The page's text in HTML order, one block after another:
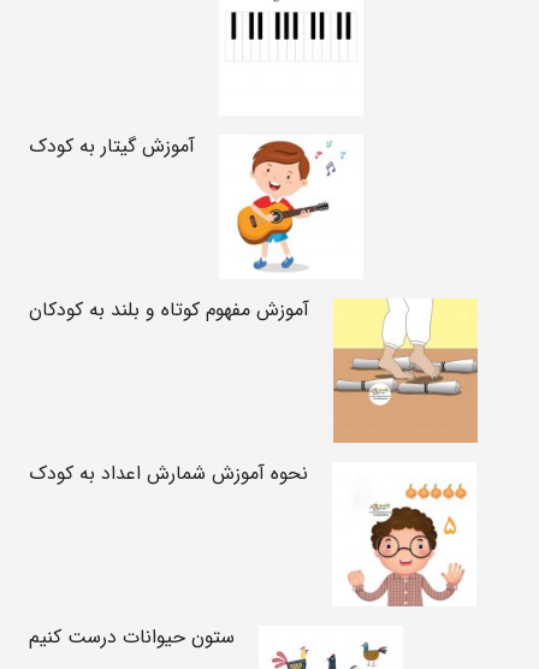
آموزش گیتار به کودک
آموزش مفهوم کوتاه و بلند به کودکان
نحوه آموزش شمارش اعداد به کودک
ستون حیوانات درست کنیم